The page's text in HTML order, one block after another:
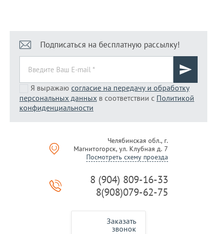
Подписаться на бесплатную рассылку!
Я выражаю согласие на передачу и обработку
персональных данных в соответствии с Политикой
конфиденциальности
Челябинская обл., г.
Магнитогорск, ул. Клубная д. 7
Посмотреть схему проезда
8 (904) 809-16-33
8(908)079-62-75
Заказать
звонок